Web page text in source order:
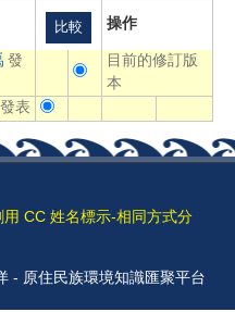
操作
發
目前的修訂版
本
發表
用 CC 姓名標示-相同方式分
- 原住民族環境知識匯聚平台